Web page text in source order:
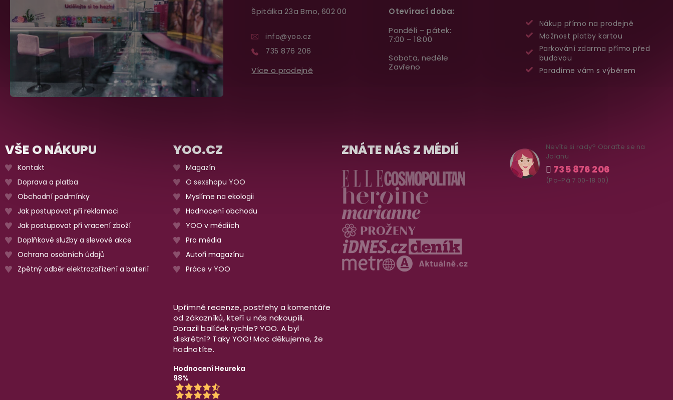
Špitálka 23a Brno, 602 00
info@yoo.cz
735 876 206
Více o prodejně
Otevírací doba:
Pondělí – pátek:
7:00 – 18:00
Sobota, neděle
Zavřeno
Nákup přímo na prodejně
Možnost platby kartou
Parkování zdarma přímo před
budovou
Poradíme vám s výběrem
VŠE O NÁKUPU
Kontakt
Doprava a platba
Obchodní podmínky
Jak postupovat při reklamaci
Jak postupovat při vracení zboží
Doplňkové služby a slevové akce
Ochrana osobních údajů
Zpětný odběr elektrozařízení a baterií
YOO.CZ
Magazín
O sexshopu YOO
Myslíme na ekologii
Hodnocení obchodu
YOO v médiích
Pro média
Autoři magazínu
Práce v YOO
ZNÁTE NÁS Z MÉDIÍ
Nevíte si rady? Obraťte se na
Jolanu
735 876 206
(Po-Pá 7.00-18.00)
Upřímné recenze, postřehy a komentáře
od zákazníků, kteří u nás nakoupili.
Dorazil balíček rychle? YOO. A byl
diskrétní? Taky YOO! Moc děkujeme, že
hodnotíte.
Hodnocení Heureka
98%